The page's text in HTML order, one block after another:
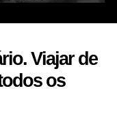
Viajar de
os